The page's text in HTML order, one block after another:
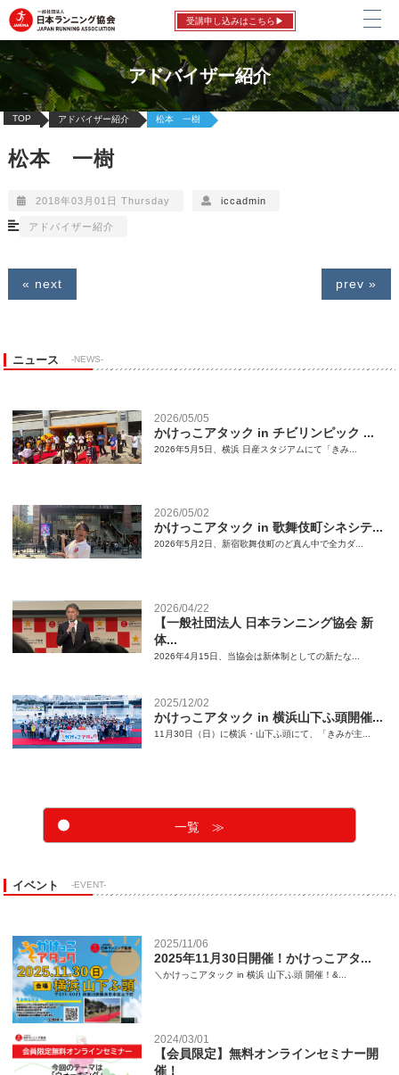
受講申し込みはこちら▶
アドバイザー紹介
TOP アドバイザー紹介 松本 一樹
松本 一樹
2018年03月01日 Thursday iccadmin
アドバイザー紹介
« next prev »
ニュース -NEWS-
2026/05/05
かけっこアタック in チビリンピック ...
2026年5月5日、横浜 日産スタジアムにて「きみ...
2026/05/02
かけっこアタック in 歌舞伎町シネシテ...
2026年5月2日、新宿歌舞伎町のど真ん中で全力ダ...
2026/04/22
【一般社団法人 日本ランニング協会 新
体...
2026年4月15日、当協会は新体制としての新たな...
2025/12/02
かけっこアタック in 横浜山下ふ頭開催...
11月30日（日）に横浜・山下ふ頭にて、「きみが主...
一覧 ≫
イベント -EVENT-
2025/11/06
2025年11月30日開催！かけっこアタ...
＼かけっこアタック in 横浜 山下ふ頭 開催！&...
2024/03/01
【会員限定】無料オンラインセミナー開
催！